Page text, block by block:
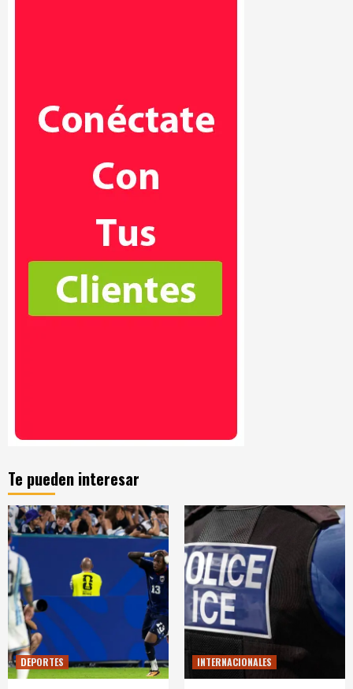
Te pueden interesar
DEPORTES INTERNACIONALES